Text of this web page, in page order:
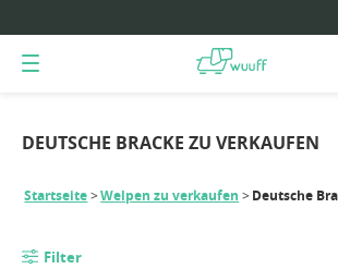
DEUTSCHE BRACKE ZU VERKAUFEN
Startseite Welpen zu verkaufen Deutsche
Filter